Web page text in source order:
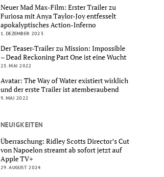
Neuer Mad Max-Film: Erster Trailer zu
Furiosa mit Anya Taylor-Joy entfesselt
apokalyptisches Action-Inferno
1. DEZEMBER 2023
Der Teaser-Trailer zu Mission: Impossible
– Dead Reckoning Part One ist eine Wucht
23. MAI 2022
Avatar: The Way of Water existiert wirklich
und der erste Trailer ist atemberaubend
9. MAI 2022
NEUIGKEITEN
Überraschung: Ridley Scotts Director’s Cut
von Napoelon streamt ab sofort jetzt auf
Apple TV+
29. AUGUST 2024